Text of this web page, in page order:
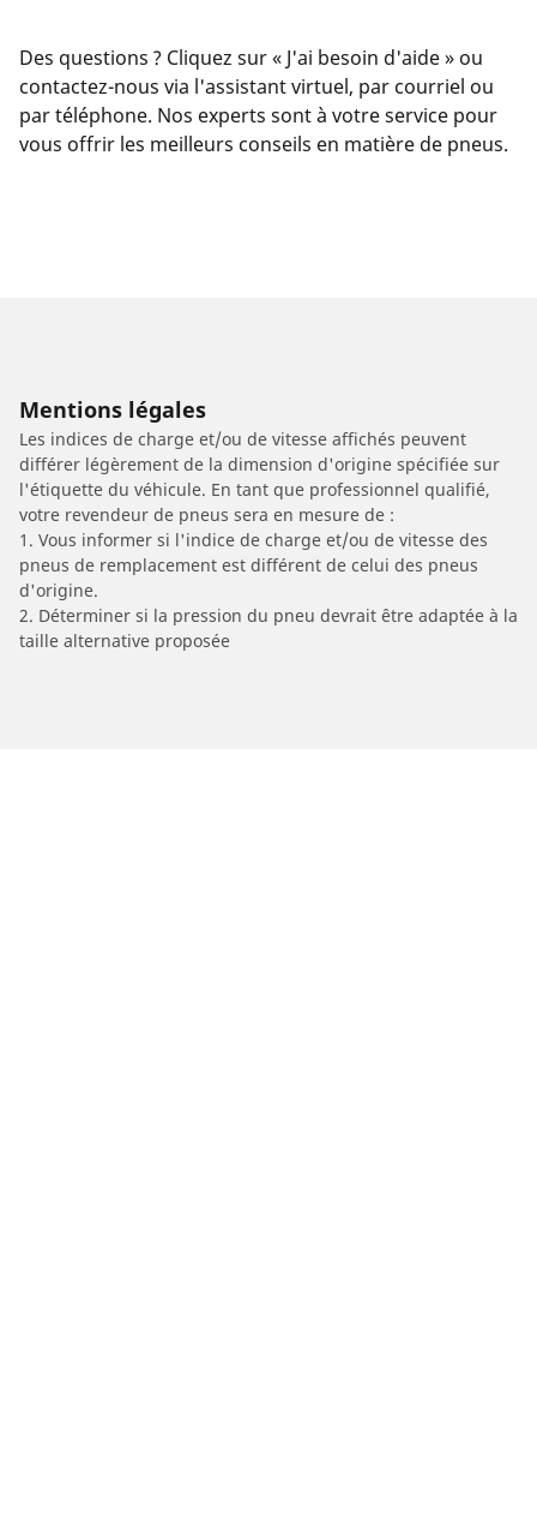
Des questions ? Cliquez sur « J'ai besoin d'aide » ou
contactez-nous via l'assistant virtuel, par courriel ou
par téléphone. Nos experts sont à votre service pour
vous offrir les meilleurs conseils en matière de pneus.
Mentions légales
Les indices de charge et/ou de vitesse affichés peuvent
différer légèrement de la dimension d'origine spécifiée sur
l'étiquette du véhicule. En tant que professionnel qualifié,
votre revendeur de pneus sera en mesure de :
1. Vous informer si l'indice de charge et/ou de vitesse des
pneus de remplacement est différent de celui des pneus
d'origine.
2. Déterminer si la pression du pneu devrait être adaptée à la
taille alternative proposée